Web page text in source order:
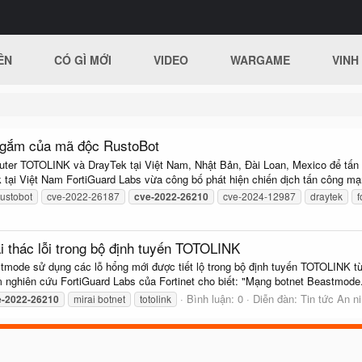
CÓ GÌ MỚI VIDEO WARGAME
của mã độc RustoBot
TOTOLINK và DrayTek tại Việt Nam, Nhật Bản, Đài Loan, Mexico để
Việt Nam FortiGuard Labs vừa công bố phát hiện chiến dịch tấn công
cve-2022-26187 cve-2022-26210 cve-2024-12987 draytek
lỗi trong bộ định tuyến TOTOLINK
sử dụng các lỗ hổng mới được tiết lộ trong bộ định tuyến TOTOLINK
cứu FortiGuard Labs của Fortinet cho biết: "Mạng botnet
2022-26210 mirai botnet totolink Bình luận: 0 Diễn đàn: Tin tức An